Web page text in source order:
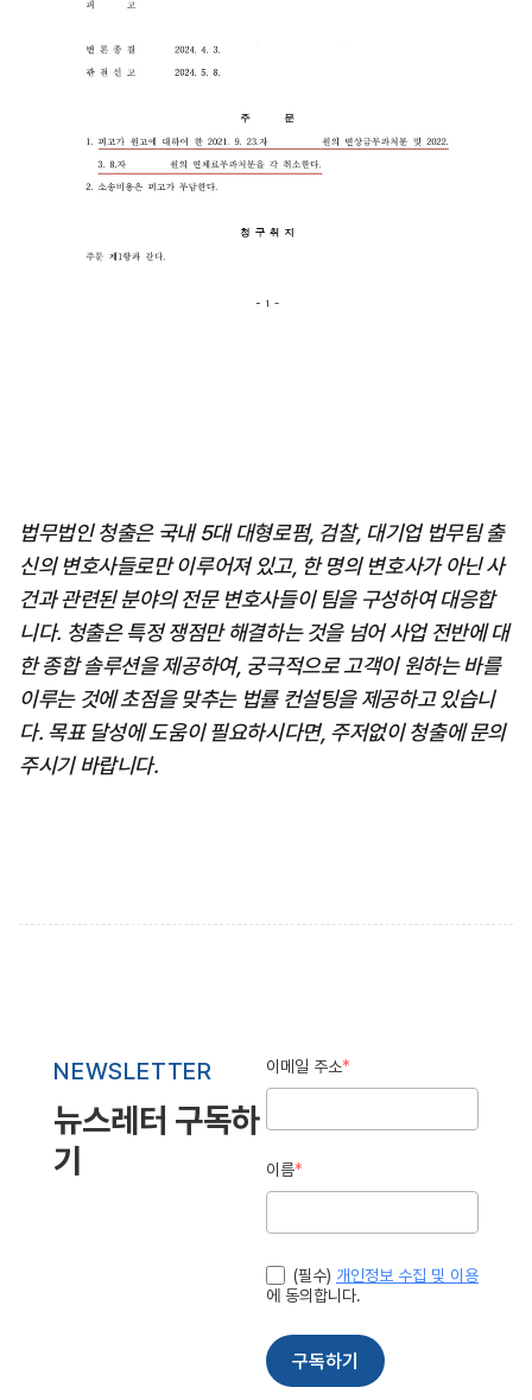
법무법인 청출은 국내 5대 대형로펌, 검찰, 대기업 법무팀 출
신의 변호사들로만 이루어져 있고, 한 명의 변호사가 아닌 사
건과 관련된 분야의 전문 변호사들이 팀을 구성하여 대응합
니다. 청출은 특정 쟁점만 해결하는 것을 넘어 사업 전반에 대
한 종합 솔루션을 제공하여, 궁극적으로 고객이 원하는 바를
이루는 것에 초점을 맞추는 법률 컨설팅을 제공하고 있습니
다. 목표 달성에 도움이 필요하시다면, 주저없이 청출에 문의
주시기 바랍니다.